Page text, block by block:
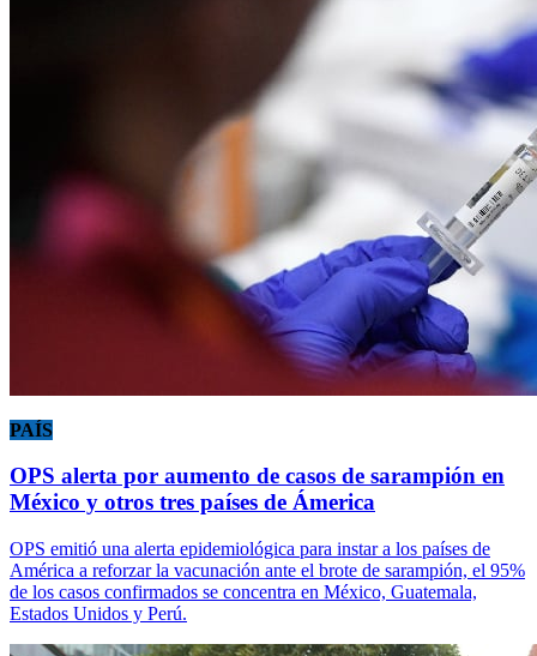
PAÍS
OPS alerta por aumento de casos de sarampión en
México y otros tres países de Ámerica
OPS emitió una alerta epidemiológica para instar a los países de
América a reforzar la vacunación ante el brote de sarampión, el 95%
de los casos confirmados se concentra en México, Guatemala,
Estados Unidos y Perú.